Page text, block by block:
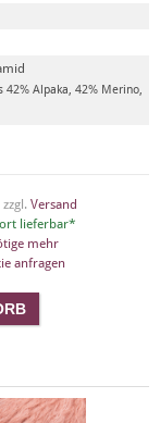
42% Alpaka, 42% Merino,
Versand
lieferbar*
mehr
anfragen